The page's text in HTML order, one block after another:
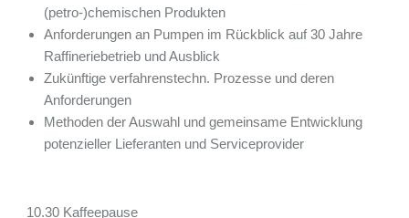
(petro-)chemischen Produkten
Anforderungen an Pumpen im Rückblick auf 30 Jahre
Raffineriebetrieb und Ausblick
Zukünftige verfahrenstechn. Prozesse und deren
Anforderungen
Methoden der Auswahl und gemeinsame Entwicklung
potenzieller Lieferanten und Serviceprovider
10.30 Kaffeepause